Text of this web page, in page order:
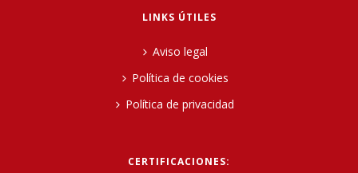
LINKS ÚTILES
Aviso legal
Política de cookies
Política de privacidad
CERTIFICACIONES: